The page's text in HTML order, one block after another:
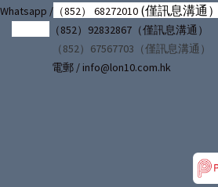
Whatsapp /（852） 68272010 (僅訊息溝通）
（852）92832867（僅訊息溝通）
（852）67567703（僅訊息溝通）
電郵 / info@lon10.com.hk